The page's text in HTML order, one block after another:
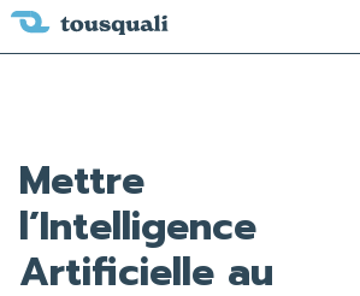
Mettre
l’Intelligence
Artificielle au